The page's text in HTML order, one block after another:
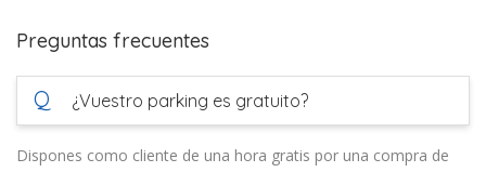
Preguntas frecuentes
Q ¿Vuestro parking es gratuito?
Dispones como cliente de una hora gratis por una compra de